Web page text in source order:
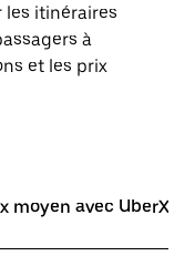
les itinéraires
à
et les prix
moyen avec UberX*